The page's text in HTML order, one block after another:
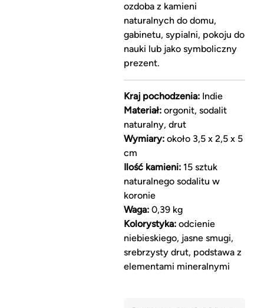
ozdoba z kamieni
naturalnych do domu,
gabinetu, sypialni, pokoju do
nauki lub jako symboliczny
prezent.
Kraj pochodzenia:Indie
Materiał:orgonit, sodalit
naturalny, drut
Wymiary:około 3,5 x 2,5 x 5
cm
Ilość kamieni:15 sztuk
naturalnego sodalitu w
koronie
Waga:0,39 kg
Kolorystyka:odcienie
niebieskiego, jasne smugi,
srebrzysty drut, podstawa z
elementami mineralnymi